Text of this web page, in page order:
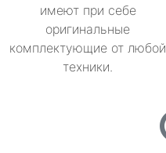
имеют при себе
оригинальные
комплектующие от любой
техники.